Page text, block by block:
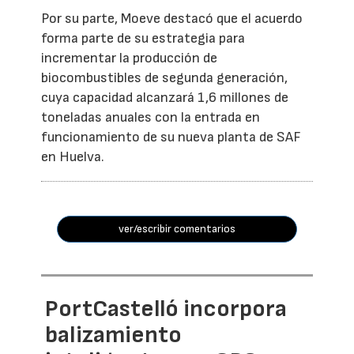
Por su parte, Moeve destacó que el acuerdo
forma parte de su estrategia para
incrementar la producción de
biocombustibles de segunda generación,
cuya capacidad alcanzará 1,6 millones de
toneladas anuales con la entrada en
funcionamiento de su nueva planta de SAF
en Huelva.
ver/escribir comentarios
PortCastelló incorpora
balizamiento